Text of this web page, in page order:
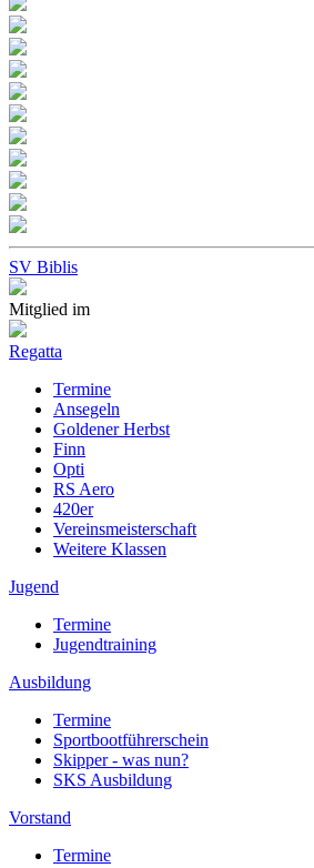
SV Biblis
Mitglied im
Regatta
Termine
Ansegeln
Goldener Herbst
Finn
Opti
RS Aero
420er
Vereinsmeisterschaft
Weitere Klassen
Jugend
Termine
Jugendtraining
Ausbildung
Termine
Sportbootführerschein
Skipper - was nun?
SKS Ausbildung
Vorstand
Termine